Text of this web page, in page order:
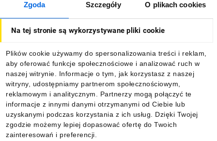
Zgoda Szczegóły O plikach cookies
Na tej stronie są wykorzystywane pliki cookie
Plików cookie używamy do spersonalizowania treści i reklam,
aby oferować funkcje społecznościowe i analizować ruch w
naszej witrynie. Informacje o tym, jak korzystasz z naszej
witryny, udostępniamy partnerom społecznościowym,
reklamowym i analitycznym. Partnerzy mogą połączyć te
informacje z innymi danymi otrzymanymi od Ciebie lub
uzyskanymi podczas korzystania z ich usług. Dzięki Twojej
zgodzie możemy lepiej dopasować ofertę do Twoich
zainteresowań i preferencji.
O firmie
Informacje
Pobierz naszą aplikację mobilną: